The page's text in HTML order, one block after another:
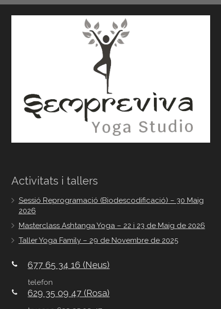
Activitats i tallers
Sessió Reprogramació (Biodescodificació) – 30 Maig
2026
Masterclass Ashtanga Yoga – 22 i 23 de Maig de 2026
Taller Yoga Family – 29 de Novembre de 2025
677 65 34 16 (Neus)
telefon
629 35 09 47 (Rosa)